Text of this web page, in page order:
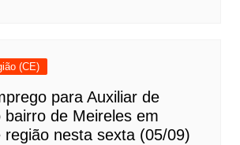
(CE)
para Auxiliar de
bairro de Meireles em
região nesta sexta (05/09)